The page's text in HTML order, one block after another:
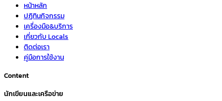
หน้าหลัก
ปฏิทินกิจกรรม
เครื่องมือ&บริการ
เกี่ยวกับ Locals
ติดต่อเรา
คู่มือการใช้งาน
Content
นักเขียนและเครือข่าย